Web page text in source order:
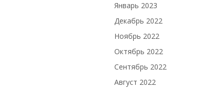
Январь 2023
Декабрь 2022
Ноябрь 2022
Октябрь 2022
Сентябрь 2022
Август 2022